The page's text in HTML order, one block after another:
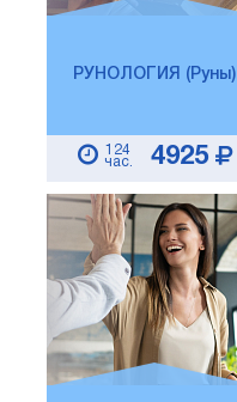
РУНОЛОГИЯ (Руны)
124
час.
4925